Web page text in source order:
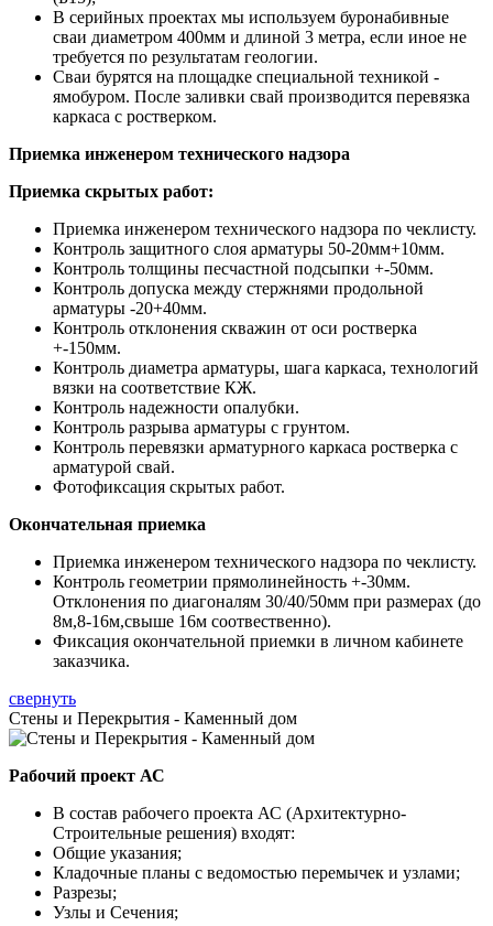
В серийных проектах мы используем буронабивные
сваи диаметром 400мм и длиной 3 метра, если иное не
требуется по результатам геологии.
Сваи бурятся на площадке специальной техникой -
ямобуром. После заливки свай производится перевязка
каркаса с ростверком.
Приемка инженером технического надзора
Приемка скрытых работ:
Приемка инженером технического надзора по чеклисту.
Контроль защитного слоя арматуры 50-20мм+10мм.
Контроль толщины песчастной подсыпки +-50мм.
Контроль допуска между стержнями продольной
арматуры -20+40мм.
Контроль отклонения скважин от оси ростверка
+-150мм.
Контроль диаметра арматуры, шага каркаса, технологий
вязки на соответствие КЖ.
Контроль надежности опалубки.
Контроль разрыва арматуры с грунтом.
Контроль перевязки арматурного каркаса ростверка с
арматурой свай.
Фотофиксация скрытых работ.
Окончательная приемка
Приемка инженером технического надзора по чеклисту.
Контроль геометрии прямолинейность +-30мм.
Отклонения по диагоналям 30/40/50мм при размерах (до
8м,8-16м,свыше 16м соотвественно).
Фиксация окончательной приемки в личном кабинете
заказчика.
свернуть
Стены и Перекрытия - Каменный дом
Рабочий проект АС
В состав рабочего проекта АС (Архитектурно-
Строительные решения) входят:
Общие указания;
Кладочные планы с ведомостью перемычек и узлами;
Разрезы;
Узлы и Сечения;